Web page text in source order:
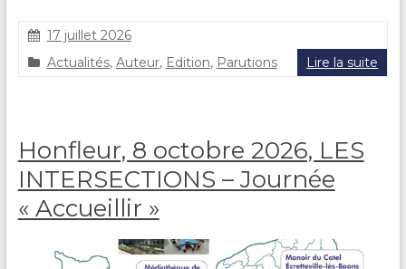
C
l
e
D
U
A
17 juillet 2026
Actualités, Auteur, Edition, Parutions Lire la suite
Honfleur, 8 octobre 2026, LES
INTERSECTIONS – Journée
« Accueillir »